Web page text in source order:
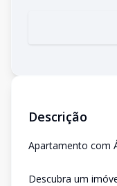
Descrição
Apartamento com
Descubra um